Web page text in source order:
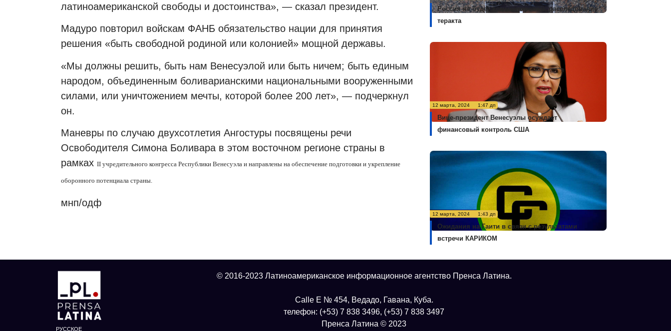
латиноамериканской свободы и достоинства», — сказал президент.
Мадуро повторил войскам ФАНБ обязательство нации для принятия
решения «быть свободной родиной или колонией» мощной державы.
«Мы должны решить, быть нам Венесуэлой или быть ничем; быть единым
народом, объединенным боливарианскими национальными вооруженными
силами, или уничтожением мечты, которой более 200 лет», — подчеркнул
он.
Маневры по случаю двухсотлетия Ангостуры посвящены речи
Освободителя Симона Боливара в этом восточном регионе страны в
рамках II учредительного конгресса Республики Венесуэла и направлены на обеспечение подготовки и укрепление
оборонного потенциала страны.
мнп/одф
Россия не будет комментировать расследование
теракта
12 марта, 2024 1:47 дп
Вице-президент Венесуэлы осуждает
финансовый контроль США
12 марта, 2024 1:43 дп
Ожидания на Гаити в связи с результатами
встречи КАРИКОМ
РУССКОЕ
© 2016-2023 Латиноамериканское информационное агентство Пренса Латина.
Calle E № 454, Ведадо, Гавана, Куба.
телефон: (+53) 7 838 3496, (+53) 7 838 3497
Пренса Латина © 2023